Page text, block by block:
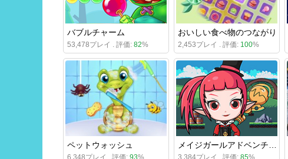
バブルチャーム
53,478プレイ . 評価: 82%
おいしい食べ物のつながり
2,453プレイ . 評価: 100%
ペットウォッシュ
6,348プレイ . 評価: 93% 3,384プレイ . 評価: 85%